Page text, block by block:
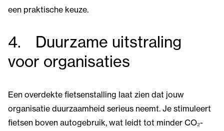
een praktische keuze.
4. Duurzame uitstraling
voor organisaties
Een overdekte fietsenstalling laat zien dat jouw
organisatie duurzaamheid serieus neemt. Je stimuleert
fietsen boven autogebruik, wat leidt tot minder CO₂-